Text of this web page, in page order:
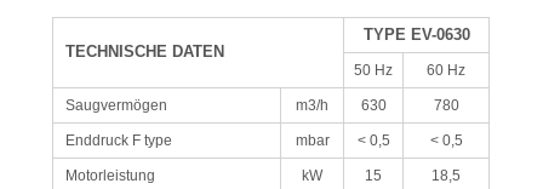
TECHNISCHE DATEN
TYPE EV-0630
50 Hz 60 Hz
Saugvermögen m3/h 630 780
Enddruck F type mbar < 0,5 < 0,5
Motorleistung kW 15 18,5